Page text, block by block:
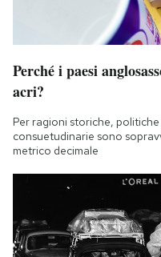
Perché i paesi
acri?
Per ragioni storiche,
consuetudinarie sono
metrico decimale